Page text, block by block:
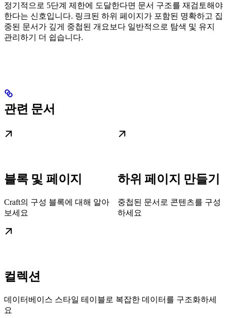
정기적으로 5단계 제한에 도달한다면 문서 구조를 재검토해야
한다는 신호입니다. 링크된 하위 페이지가 포함된 명확하고 집
중된 문서가 깊게 중첩된 개요보다 일반적으로 탐색 및 유지
관리하기 더 쉽습니다.
관련 문서
블록 및 페이지
Craft의 구성 블록에 대해 알아
보세요
하위 페이지 만들기
중첩된 문서로 콘텐츠를 구성
하세요
컬렉션
데이터베이스 스타일 테이블로 복잡한 데이터를 구조화하세
요